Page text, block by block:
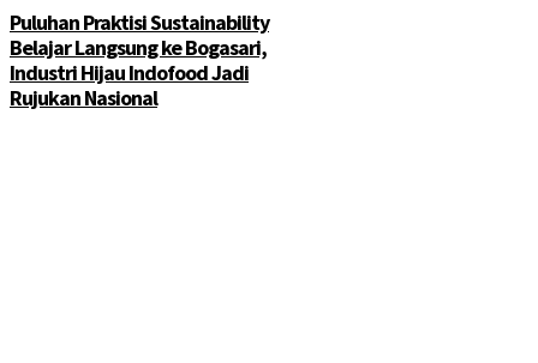
Puluhan Praktisi Sustainability
Belajar Langsung ke Bogasari,
Industri Hijau Indofood Jadi
Rujukan Nasional